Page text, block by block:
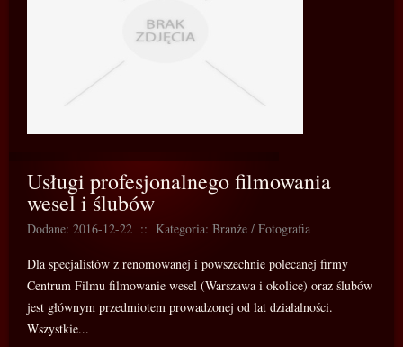
Usługi profesjonalnego filmowania
wesel i ślubów
Dodane: 2016-12-22 :: Kategoria: Branże / Fotografia
Dla specjalistów z renomowanej i powszechnie polecanej firmy
Centrum Filmu filmowanie wesel (Warszawa i okolice) oraz ślubów
jest głównym przedmiotem prowadzonej od lat działalności.
Wszystkie...